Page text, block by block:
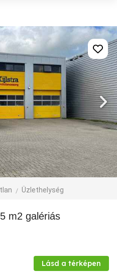
Üzlethelység
Lásd a térképen